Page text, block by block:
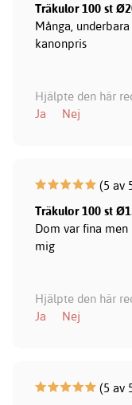
Träkulor 100 st
Många,
kanonpris
Hjälpte den här
Ja
Nej
(5 av
Träkulor 100 st
Dom var fina
mig
Hjälpte den här
Ja
Nej
(5 av